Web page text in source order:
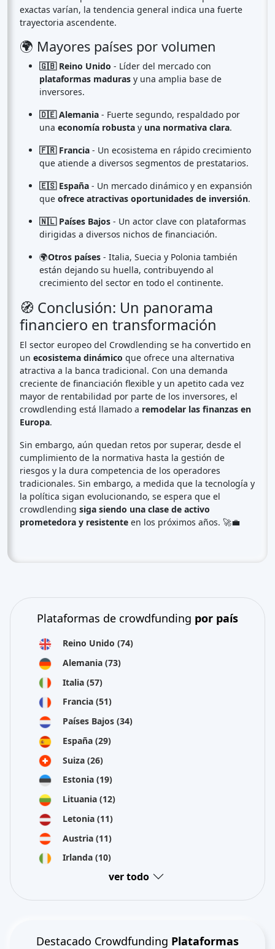
exactas varían, la tendencia general indica una fuerte
trayectoria ascendente.
🌍 Mayores países por volumen
🇬🇧 Reino Unido - Líder del mercado con
plataformas maduras y una amplia base de
inversores.
🇩🇪 Alemania - Fuerte segundo, respaldado por
una economía robusta y una normativa clara.
🇫🇷 Francia - Un ecosistema en rápido crecimiento
que atiende a diversos segmentos de prestatarios.
🇪🇸 España - Un mercado dinámico y en expansión
que ofrece atractivas oportunidades de inversión.
🇳🇱 Países Bajos - Un actor clave con plataformas
dirigidas a diversos nichos de financiación.
🌍Otros países - Italia, Suecia y Polonia también
están dejando su huella, contribuyendo al
crecimiento del sector en todo el continente.
🧭 Conclusión: Un panorama
financiero en transformación
El sector europeo del Crowdlending se ha convertido en
un ecosistema dinámico que ofrece una alternativa
atractiva a la banca tradicional. Con una demanda
creciente de financiación flexible y un apetito cada vez
mayor de rentabilidad por parte de los inversores, el
crowdlending está llamado a remodelar las finanzas en
Europa.
Sin embargo, aún quedan retos por superar, desde el
cumplimiento de la normativa hasta la gestión de
riesgos y la dura competencia de los operadores
tradicionales. Sin embargo, a medida que la tecnología y
la política sigan evolucionando, se espera que el
crowdlending siga siendo una clase de activo
prometedora y resistente en los próximos años. 🚀💼
Plataformas de crowdfunding por país
Reino Unido (74)
Alemania (73)
Italia (57)
Francia (51)
Países Bajos (34)
España (29)
Suiza (26)
Estonia (19)
Lituania (12)
Letonia (11)
Austria (11)
Irlanda (10)
ver todo
Destacado Crowdfunding Plataformas